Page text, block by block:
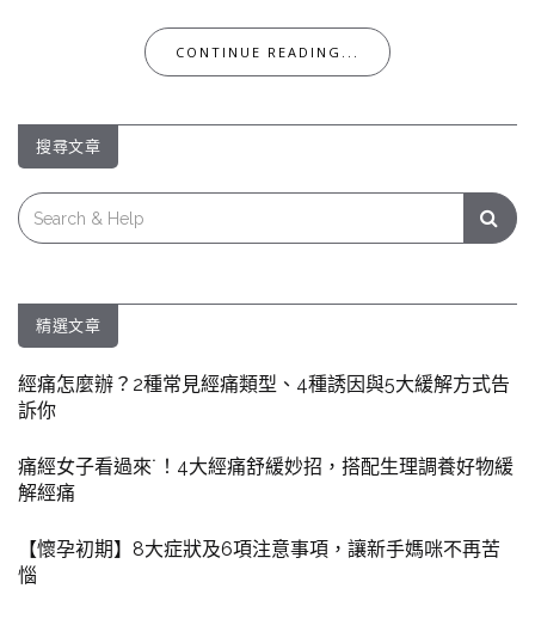
CONTINUE READING...
搜尋文章
Search
for:
精選文章
經痛怎麼辦？2種常見經痛類型、4種誘因與5大緩解方式告
訴你
痛經女子看過來˙！4大經痛舒緩妙招，搭配生理調養好物緩
解經痛
【懷孕初期】8大症狀及6項注意事項，讓新手媽咪不再苦
惱